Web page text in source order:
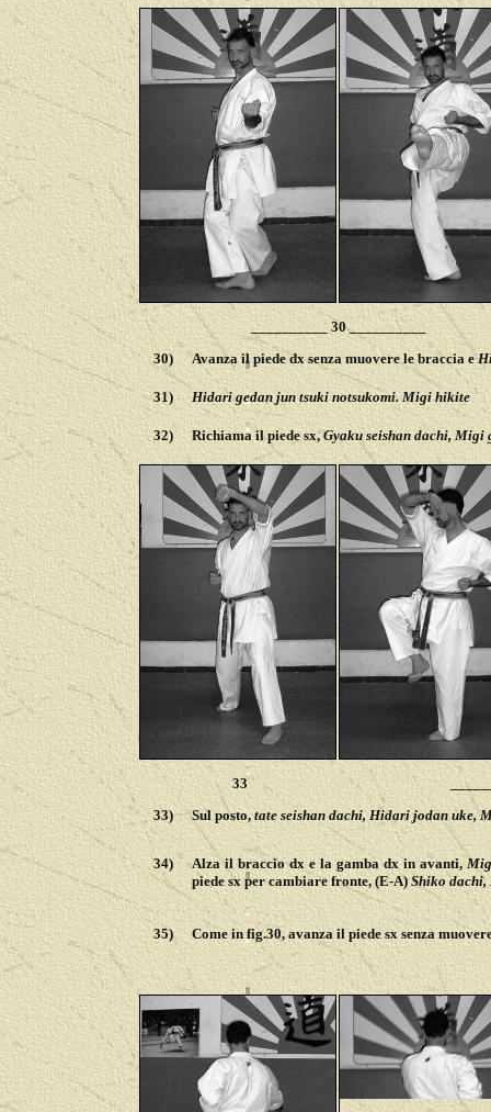
__________ 30 __________
30)
Avanza il piede dx senza muovere le braccia e
31) Hidari gedan jun tsuki notsukomi. Migi hikite
32) Richiama il piede sx,Gyaku seishan dachi,
33
33)
Sul posto,tate seishan dachi, Hidari jodan uke,
34) Alza il braccio dx e la gamba dx in avanti,M
piede sx per cambiare fronte, (E-A)Shiko
35) Come in fig.30, avanza il piede sx senza